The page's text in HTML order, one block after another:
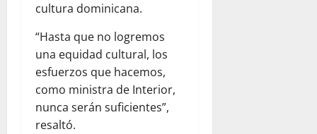
cultura dominicana.
“Hasta que no logremos
una equidad cultural, los
esfuerzos que hacemos,
como ministra de Interior,
nunca serán suficientes”,
resaltó.